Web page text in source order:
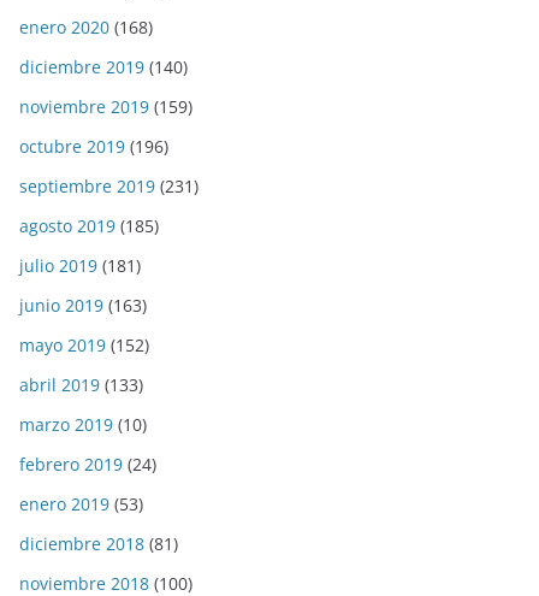
enero 2020 (168)
diciembre 2019 (140)
noviembre 2019 (159)
octubre 2019 (196)
septiembre 2019 (231)
agosto 2019 (185)
julio 2019 (181)
junio 2019 (163)
mayo 2019 (152)
abril 2019 (133)
marzo 2019 (10)
febrero 2019 (24)
enero 2019 (53)
diciembre 2018 (81)
noviembre 2018 (100)